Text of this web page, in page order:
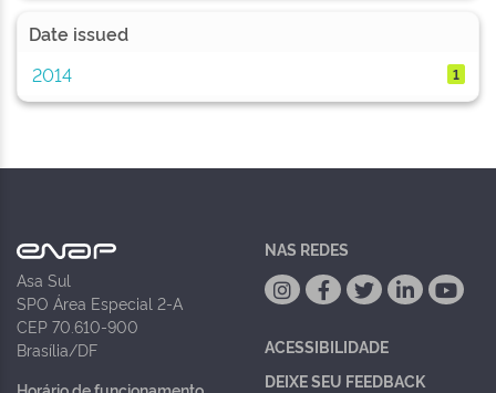
Date issued
2014
1
Asa Sul
SPO Área Especial 2-A
CEP 70.610-900
Brasília/DF
NAS REDES
ACESSIBILIDADE
DEIXE SEU FEEDBACK